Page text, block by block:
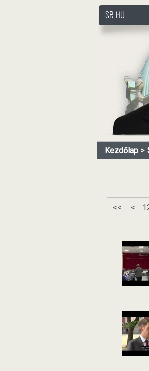
SR HU
Kezdőlap
<< <